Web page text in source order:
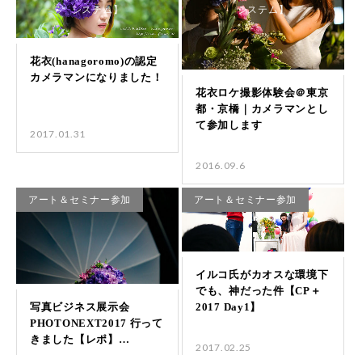
システム】
2017.01.31
システム】
2016.09.6
アート＆セミナー参加 アート＆セミナー参加
2017.02.25